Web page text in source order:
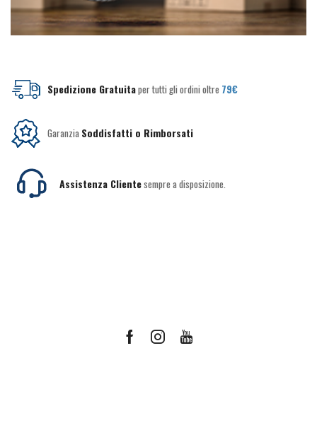
Spedizione Gratuitaper tutti gli ordini oltre 79€
Garanzia Soddisfatti o Rimborsati
Assistenza Clientesempre a disposizione.
FacebookInstagramYoutube